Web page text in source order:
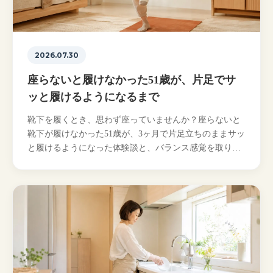
2026.07.30
座らないと履けなかった51歳が、片足でサ
ッと履けるようになるまで
靴下を履くとき、思わず座っていませんか？座らないと
靴下が履けなかった51歳が、3ヶ月で片足立ちのままサッ
と履けるようになった体験談と、バランス感覚を取り戻